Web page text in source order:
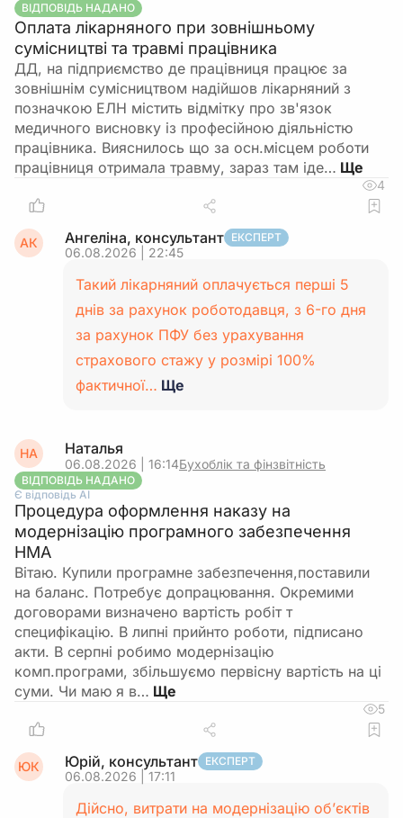
ВІДПОВІДЬ НАДАНО
Оплата лікарняного при зовнішньому
сумісництві та травмі працівника
ДД, на підприємство де працівниця працює за
зовнішнім сумісництвом надійшов лікарняний з
позначкою ЕЛН містить відмітку про зв'язок
медичного висновку із професійною діяльністю
працівника. Вияснилось що за осн.місцем роботи
працівниця отримала травму, зараз там іде…
4
АК Ангеліна, консультант ЕКСПЕРТ
06.08.2026 | 22:45
Такий лікарняний оплачується перші 5
днів за рахунок роботодавця, з 6-го дня
за рахунок ПФУ без урахування
страхового стажу у розмірі 100%
фактичної… Ще
НА Наталья
06.08.2026 | 16:14Бухоблік та фінзвітність
ВІДПОВІДЬ НАДАНО
Є відповідь АІ
Процедура оформлення наказу на
модернізацію програмного забезпечення
НМА
Вітаю. Купили програмне забезпечення,поставили
на баланс. Потребує допрацювання. Окремими
договорами визначено вартість робіт т
специфікацію. В липні прийнто роботи, підписано
акти. В серпні робимо модернізацію
комп.програми, збільшуємо первісну вартість на ці
суми. Чи маю я в…
5
ЮК Юрій, консультант ЕКСПЕРТ
06.08.2026 | 17:11
Дійсно, витрати на модернізацію об’єктів